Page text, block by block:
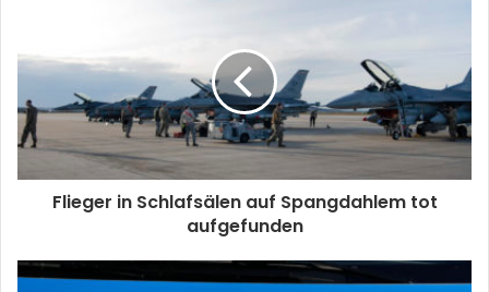
Flieger in Schlafsälen auf Spangdahlem tot
aufgefunden